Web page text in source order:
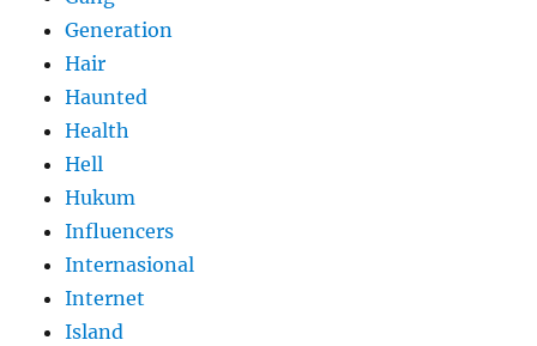
Generation
Hair
Haunted
Health
Hell
Hukum
Influencers
Internasional
Internet
Island